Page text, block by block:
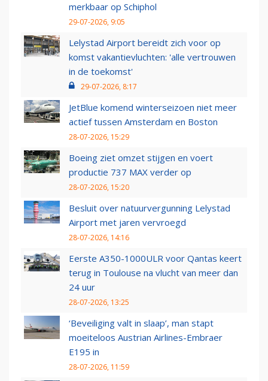
merkbaar op Schiphol
29-07-2026, 9:05
Lelystad Airport bereidt zich voor op
komst vakantievluchten: 'alle vertrouwen
in de toekomst'
29-07-2026, 8:17
JetBlue komend winterseizoen niet meer
actief tussen Amsterdam en Boston
28-07-2026, 15:29
Boeing ziet omzet stijgen en voert
productie 737 MAX verder op
28-07-2026, 15:20
Besluit over natuurvergunning Lelystad
Airport met jaren vervroegd
28-07-2026, 14:16
Eerste A350-1000ULR voor Qantas keert
terug in Toulouse na vlucht van meer dan
24 uur
28-07-2026, 13:25
‘Beveiliging valt in slaap’, man stapt
moeiteloos Austrian Airlines-Embraer
E195 in
28-07-2026, 11:59